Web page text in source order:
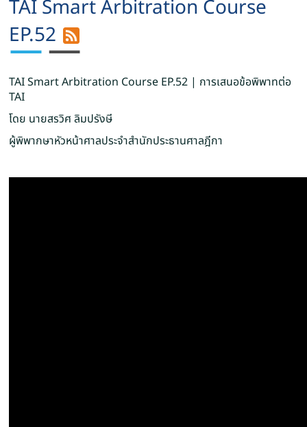
TAI Smart Arbitration Course
EP.52
TAI Smart Arbitration Course EP.52 | การเสนอข้อพิพาทต่อ
TAI
โดย นายสรวิศ ลิมปรังษี
ผู้พิพากษาหัวหน้าศาลประจำสำนักประธานศาลฎีกา